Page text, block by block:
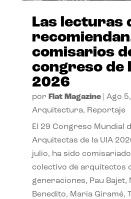
Las lecturas
comisarios
congreso de
2026
por Flat Magazine| Ago
Arquitectura, Reportaje
El 29 Congreso Mundial
Arquitectas de la UIA
julio, ha sido
colectivo de arquitectos
generaciones, Pau Bajet,
Benedito, Maria Giramé,